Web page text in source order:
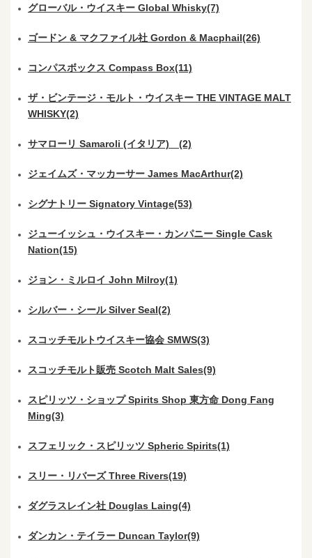
グローバル・ウイスキー Global Whisky(7)
ゴードン & マクファイル社 Gordon & Macphail(26)
コンパスボックス Compass Box(11)
ザ・ビンテージ・モルト・ウイスキー THE VINTAGE MALT
WHISKY(2)
サマローリ Samaroli (イタリア) (2)
ジェイムズ・マッカーサー James MacArthur(2)
シグナトリー Signatory Vintage(53)
ジューイッシュ・ウイスキー・カンパニー Single Cask
Nation(15)
ジョン・ミルロイ John Milroy(1)
シルバー・シール Silver Seal(2)
スコッチモルトウイスキー協会 SMWS(3)
スコッチモルト販売 Scotch Malt Sales(9)
スピリッツ・ショップ Spirits Shop 東方命 Dong Fang
Ming(3)
スフェリック・スピリッツ Spheric Spirits(1)
スリー・リバーズ Three Rivers(19)
ダグラスレイン社 Douglas Laing(4)
ダンカン・テイラー Duncan Taylor(9)